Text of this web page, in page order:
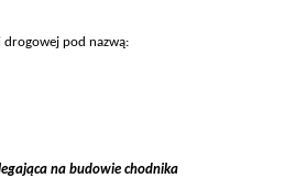
drogowej pod nazwą:
na budowie chodnika